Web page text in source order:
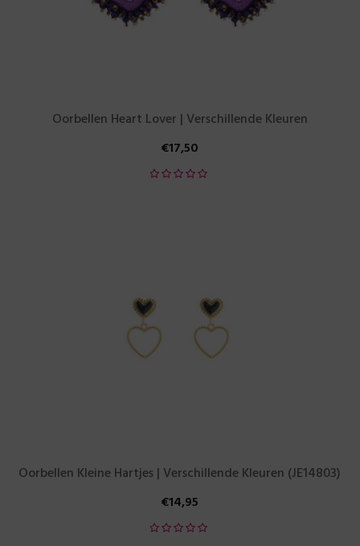
Oorbellen Heart Lover | Verschillende Kleuren
€17,50
Oorbellen Kleine Hartjes | Verschillende Kleuren (JE14803)
€14,95